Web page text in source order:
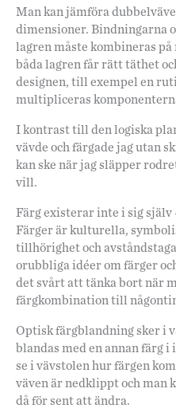
Man kan jämföra
dimensioner. Bindningarna
lagren måste kombineras
båda lagren får rätt täthet
designen, till exempel en
multipliceras
I kontrast till den logiska
vävde och färgade jag utan
kan ske när jag släpper
vill.
Färg existerar inte i sig
Färger är kulturella,
tillhörighet och
orubbliga idéer om färger
det svårt att tänka bort när
färgkombination till
Optisk färgblandning sker i
blandas med en annan färg
se i vävstolen hur färgen
väven är nedklippt och man
då för sent att ändra.